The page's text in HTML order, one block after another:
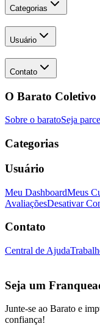
Categorias
Usuário
Contato
O Barato Coletivo
Sobre o baratoSeja
Categorias
Usuário
Meu DashboardMeus
AvaliaçõesDesativar
Contato
Central de Ajuda
Seja um
Junte-se ao Barato e
confiança!